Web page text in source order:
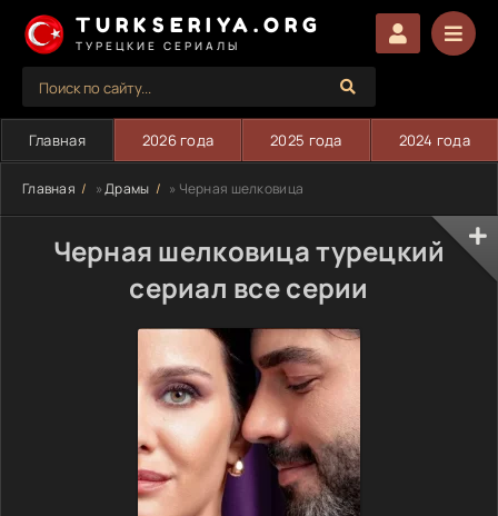
TURKSERIYA.ORG
ТУРЕЦКИЕ СЕРИАЛЫ
Главная 2026 года 2025 года 2024 года
Главная »Драмы » Черная шелковица
Черная шелковица турецкий
сериал все серии